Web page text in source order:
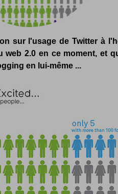
sur l'usage de Twitter à
web 2.0 en ce moment, et
en lui-même ...